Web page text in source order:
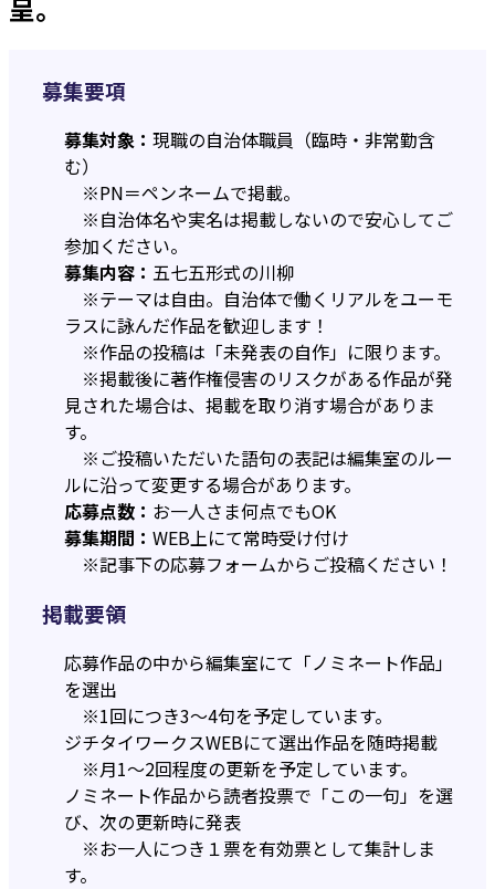
呈。
募集要項
募集対象： 現職の自治体職員（臨時・非常勤含
む）
※PN＝ペンネームで掲載。
※自治体名や実名は掲載しないので安心してご
参加ください。
募集内容： 五七五形式の川柳
※テーマは自由。自治体で働くリアルをユーモ
ラスに詠んだ作品を歓迎します！
※作品の投稿は「未発表の自作」に限ります。
※掲載後に著作権侵害のリスクがある作品が発
見された場合は、掲載を取り消す場合がありま
す。
※ご投稿いただいた語句の表記は編集室のルー
ルに沿って変更する場合があります。
応募点数： お一人さま何点でもOK
募集期間： WEB上にて常時受け付け
※記事下の応募フォームからご投稿ください！
掲載要領
応募作品の中から編集室にて「ノミネート作品」
を選出
※1回につき3～4句を予定しています。
ジチタイワークスWEBにて選出作品を随時掲載
※月1～2回程度の更新を予定しています。
ノミネート作品から読者投票で「この一句」を選
び、次の更新時に発表
※お一人につき１票を有効票として集計しま
す。